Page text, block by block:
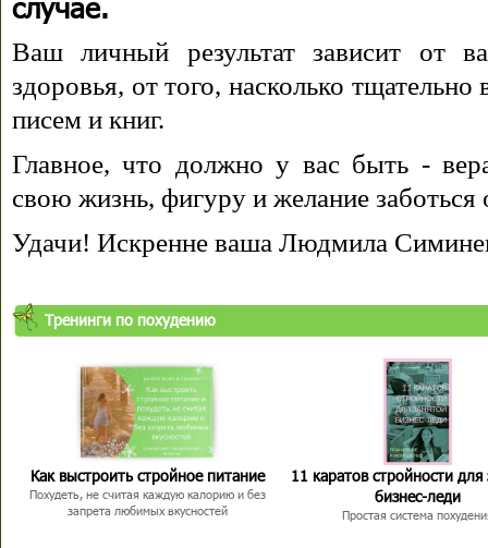
Ваш личный результат зависит от
здоровья, от того, насколько
писем и книг.
Главное, что должно у вас быть -
свою жизнь, фигуру и желание заботься
Удачи! Искренне ваша Людмила
Тренинги по похудению
Как выстроить стройное питание
Похудеть, не считая каждую калорию и без
запрета любимых вкусностей
11 каратов стройности для
бизнес-леди
Простая система